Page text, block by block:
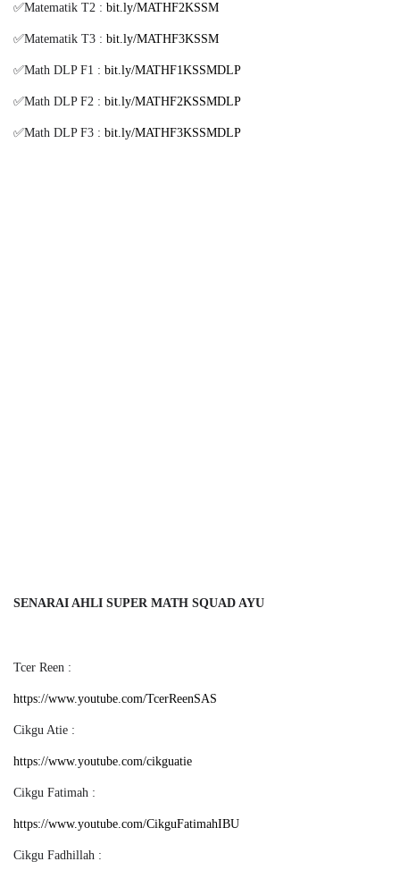
✅Matematik T2 : bit.ly/MATHF2KSSM
✅Matematik T3 : bit.ly/MATHF3KSSM
✅Math DLP F1 : bit.ly/MATHF1KSSMDLP
✅Math DLP F2 : bit.ly/MATHF2KSSMDLP
✅Math DLP F3 : bit.ly/MATHF3KSSMDLP
SENARAI AHLI SUPER MATH SQUAD AYU
Tcer Reen :
https://www.youtube.com/TcerReenSAS
Cikgu Atie :
https://www.youtube.com/cikguatie
Cikgu Fatimah :
https://www.youtube.com/CikguFatimahIBU
Cikgu Fadhillah :